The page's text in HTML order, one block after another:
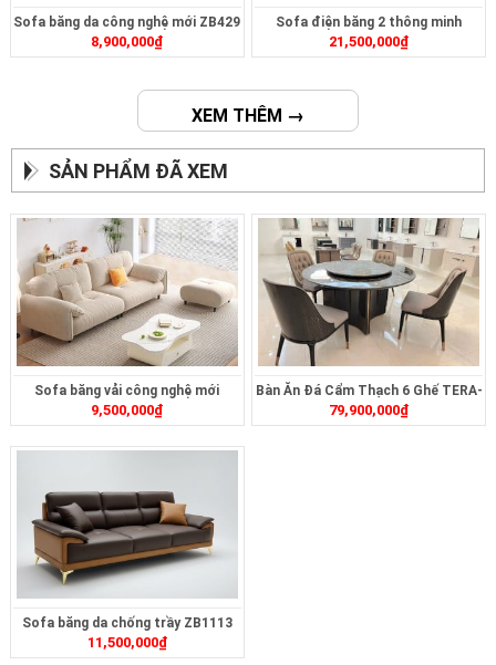
Sofa băng da công nghệ mới ZB429
8,900,000₫
Sofa điện băng 2 thông minh
ZT2626
21,500,000₫
XEM THÊM →
SẢN PHẨM ĐÃ XEM
Sofa băng vải công nghệ mới
ZB456
9,500,000₫
Bàn Ăn Đá Cẩm Thạch 6 Ghế TERA-
234
79,900,000₫
Sofa băng da chống trầy ZB1113
11,500,000₫